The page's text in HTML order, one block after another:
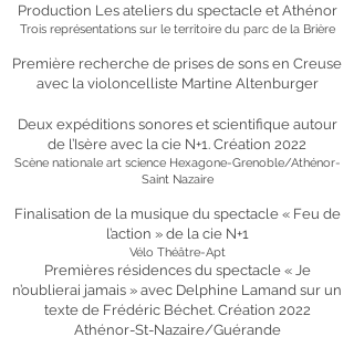
Production Les ateliers du spectacle et Athénor
Trois représentations sur le territoire du parc de la Brière
Première recherche de prises de sons en Creuse
avec la violoncelliste Martine Altenburger
Deux expéditions sonores et scientifique autour
de l’Isère avec la cie N+1. Création 2022
Scène nationale art science Hexagone-Grenoble/Athénor-
Saint Nazaire
Finalisation de la musique du spectacle « Feu de
l’action » de la cie N+1
Vélo Théâtre-Apt
Premières résidences du spectacle « Je
n’oublierai jamais » avec Delphine Lamand sur un
texte de Frédéric Béchet. Création 2022
Athénor-St-Nazaire/Guérande